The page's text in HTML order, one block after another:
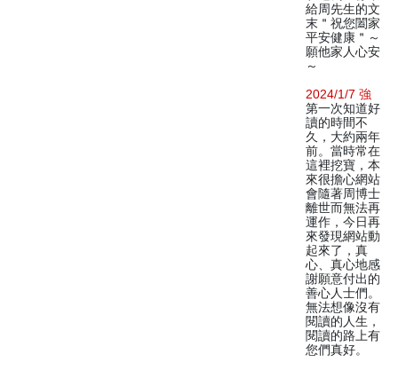
給周先生的文
末＂祝您闔家
平安健康＂～
願他家人心安
～
2024/1/7 強
第一次知道好
讀的時間不
久，大約兩年
前。當時常在
這裡挖寶，本
來很擔心網站
會隨著周博士
離世而無法再
運作，今日再
來發現網站動
起來了，真
心、真心地感
謝願意付出的
善心人士們。
無法想像沒有
閱讀的人生，
閱讀的路上有
您們真好。